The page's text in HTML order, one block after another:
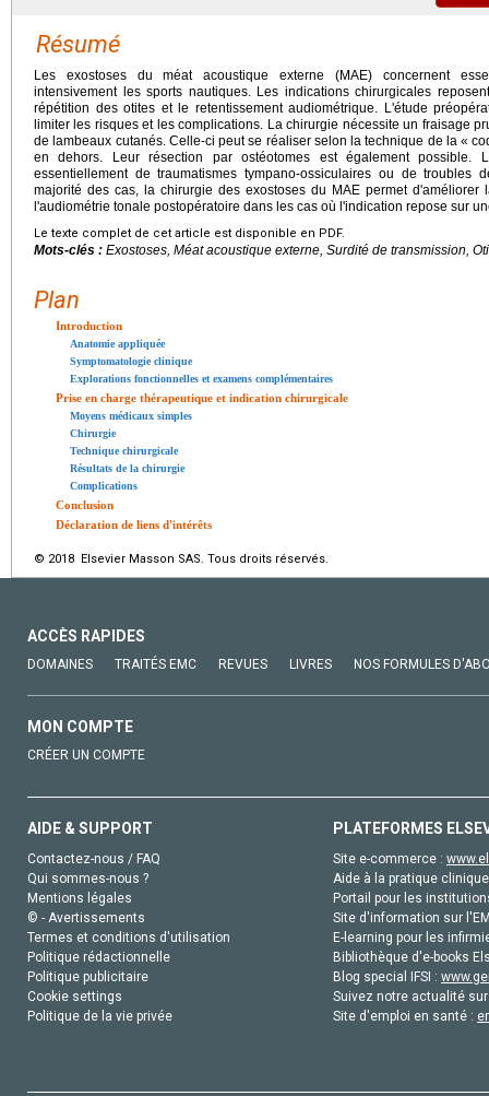
Résumé
Les exostoses du méat acoustique externe (MAE) concernent
intensivement les sports nautiques. Les indications chirurgicales
répétition des otites et le retentissement audiométrique. L'étude
limiter les risques et les complications. La chirurgie nécessite un fraisage
de lambeaux cutanés. Celle-ci peut se réaliser selon la technique de la «
en dehors. Leur résection par ostéotomes est également possible.
essentiellement de traumatismes tympano-ossiculaires ou de troubles
majorité des cas, la chirurgie des exostoses du MAE permet
l'audiométrie tonale postopératoire dans les cas où l'indication repose sur
Le texte complet de cet article est disponible en PDF.
Mots-clés : Exostoses, Méat acoustique externe, Surdité de transmission,
Plan
Introduction
Anatomie appliquée
Symptomatologie clinique
Explorations fonctionnelles et examens complémentaires
Prise en charge thérapeutique et indication chirurgicale
Moyens médicaux simples
Chirurgie
Technique chirurgicale
Résultats de la chirurgie
Complications
Conclusion
Déclaration de liens d'intérêts
© 2018 Elsevier Masson SAS. Tous droits réservés.
ACCÈS RAPIDES
DOMAINES TRAITÉS EMC REVUES LIVRES NOS FORMULES
MON COMPTE
CRÉER UN COMPTE
AIDE & SUPPORT
Contactez-nous / FAQ
Qui sommes-nous ?
Mentions légales
© - Avertissements
Termes et conditions d'utilisation
Politique rédactionnelle
Politique publicitaire
Cookie settings
Politique de la vie privée
PLATEFORMES
Site e-commerce :
Aide à la pratique
Portail pour les
Site d'information sur
E-learning pour les
Bibliothèque d'e-books
Blog special IFSI :
Suivez notre actualité
Site d'emploi en santé :